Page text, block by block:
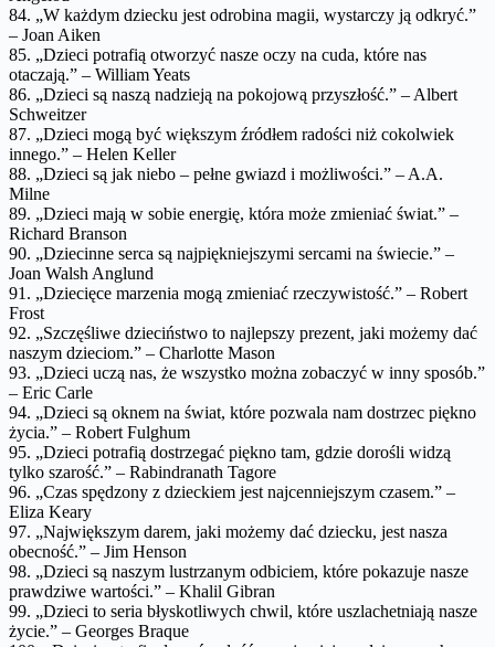
84. „W każdym dziecku jest odrobina magii, wystarczy ją odkryć.”
– Joan Aiken
85. „Dzieci potrafią otworzyć nasze oczy na cuda, które nas
otaczają.” – William Yeats
86. „Dzieci są naszą nadzieją na pokojową przyszłość.” – Albert
Schweitzer
87. „Dzieci mogą być większym źródłem radości niż cokolwiek
innego.” – Helen Keller
88. „Dzieci są jak niebo – pełne gwiazd i możliwości.” – A.A.
Milne
89. „Dzieci mają w sobie energię, która może zmieniać świat.” –
Richard Branson
90. „Dziecinne serca są najpiękniejszymi sercami na świecie.” –
Joan Walsh Anglund
91. „Dziecięce marzenia mogą zmieniać rzeczywistość.” – Robert
Frost
92. „Szczęśliwe dzieciństwo to najlepszy prezent, jaki możemy dać
naszym dzieciom.” – Charlotte Mason
93. „Dzieci uczą nas, że wszystko można zobaczyć w inny sposób.”
– Eric Carle
94. „Dzieci są oknem na świat, które pozwala nam dostrzec piękno
życia.” – Robert Fulghum
95. „Dzieci potrafią dostrzegać piękno tam, gdzie dorośli widzą
tylko szarość.” – Rabindranath Tagore
96. „Czas spędzony z dzieckiem jest najcenniejszym czasem.” –
Eliza Keary
97. „Największym darem, jaki możemy dać dziecku, jest nasza
obecność.” – Jim Henson
98. „Dzieci są naszym lustrzanym odbiciem, które pokazuje nasze
prawdziwe wartości.” – Khalil Gibran
99. „Dzieci to seria błyskotliwych chwil, które uszlachetniają nasze
życie.” – Georges Braque